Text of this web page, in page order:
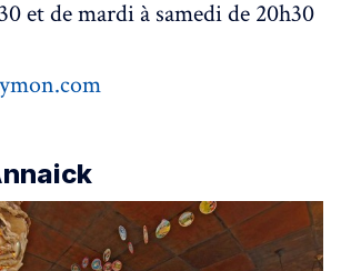
et de mardi à samedi de 20h30